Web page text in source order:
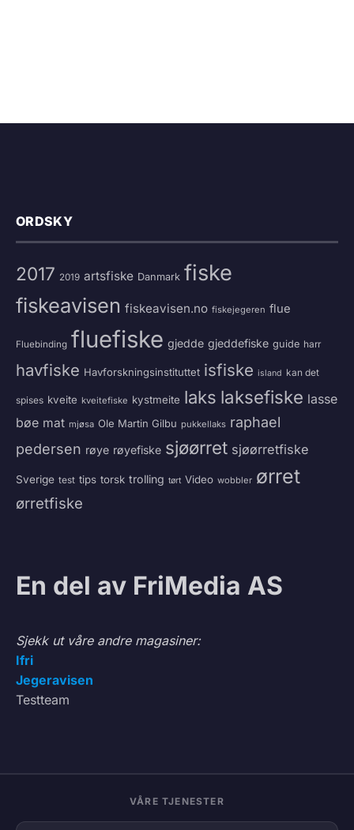
ORDSKY
2017 2019 artsfiske Danmark fiske
fiskeavisen fiskeavisen.no fiskejegeren flue
Fluebinding fluefiske gjedde gjeddefiske guide harr
havfiske Havforskningsinstituttet isfiske island kan det
spises kveite kveitefiske kystmeite laks laksefiske lasse
bøe mat mjøsa Ole Martin Gilbu pukkellaks raphael
pedersen røye røyefiske sjøørret sjøørretfiske
Sverige test tips torsk trolling tørt Video wobbler ørret
ørretfiske
En del av FriMedia AS
Sjekk ut våre andre magasiner:
Ifri
Jegeravisen
Testteam
VÅRE TJENESTER